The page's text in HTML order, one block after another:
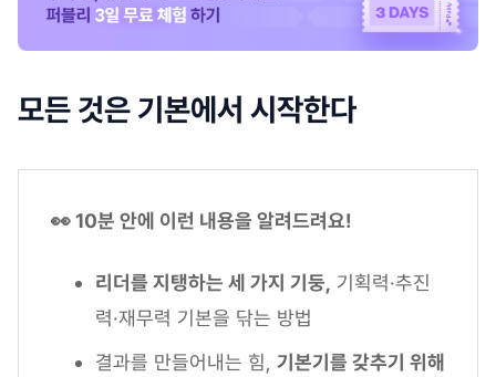
모든 것은 기본에서 시작한다
👀 10분 안에 이런 내용을 알려드려요!
리더를 지탱하는 세 가지 기둥, 기획력·추진
력·재무력 기본을 닦는 방법
결과를 만들어내는 힘, 기본기를 갖추기 위해